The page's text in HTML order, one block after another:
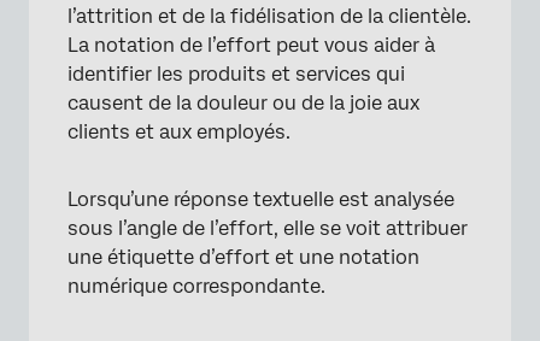
l’attrition et de la fidélisation de la clientèle.
La notation de l’effort peut vous aider à
identifier les produits et services qui
causent de la douleur ou de la joie aux
clients et aux employés.
Lorsqu’une réponse textuelle est analysée
sous l’angle de l’effort, elle se voit attribuer
une étiquette d’effort et une notation
numérique correspondante.